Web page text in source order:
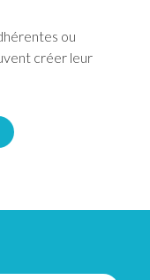
ou
créer leur